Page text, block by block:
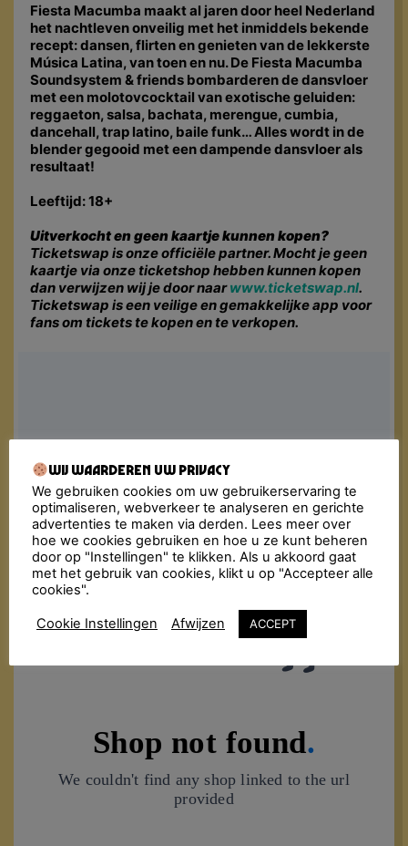
Fiesta Macumba maakt al jaren door heel Nederland
het nachtleven onveilig met het inmiddels bekende
recept: dansen, flirten en genieten van de lekkerste
Música Latina, van toen en nu. De Fiesta Macumba
Soundsystem & friends bombarderen de dansvloer
met een molotovcocktail van exotische geluiden:
reggaeton, salsa, bachata, merengue, cumbia,
dancehall, trap latino, baile funk… Alles wordt in de
blender gegooid met een dampende dansvloer als
resultaat!
Leeftijd: 18+
Uitverkocht en geen kaartje kunnen kopen?
Ticketswap is onze officiële partner. Mocht je geen
kaartje via onze ticketshop hebben kunnen kopen
dan verwijzen wij je door naarwww.ticketswap.nl.
Ticketswap is een veilige en gemakkelijke app voor
fans om tickets te kopen en te verkopen.
Wij waarderen uw privacy
We gebruiken cookies om uw gebruikerservaring te
optimaliseren, webverkeer te analyseren en gerichte
advertenties te maken via derden. Lees meer over
hoe we cookies gebruiken en hoe u ze kunt beheren
door op "Instellingen" te klikken. Als u akkoord gaat
met het gebruik van cookies, klikt u op "Accepteer alle
cookies".
Cookie Instellingen Afwijzen ACCEPT